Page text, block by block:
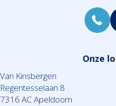
Onze
Van Kinsbergen
Regentesselaan 8
7316 AC Apeldoorn